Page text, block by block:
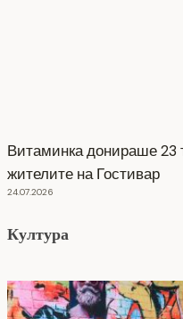
Витаминка донираше
жителите на Гостивар
24.07.2026
Култура